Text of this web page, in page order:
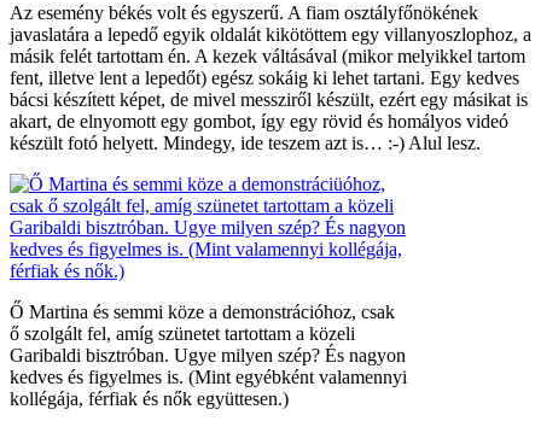
Az esemény békés volt és egyszerű. A fiam osztályfőnökének
javaslatára a lepedő egyik oldalát kikötöttem egy villanyoszlophoz, a
másik felét tartottam én. A kezek váltásával (mikor melyikkel tartom
fent, illetve lent a lepedőt) egész sokáig ki lehet tartani. Egy kedves
bácsi készített képet, de mivel messziről készült, ezért egy másikat is
akart, de elnyomott egy gombot, így egy rövid és homályos videó
készült fotó helyett. Mindegy, ide teszem azt is… :-) Alul lesz.
Ő Martina és semmi köze a demonstrációhoz, csak
ő szolgált fel, amíg szünetet tartottam a közeli
Garibaldi bisztróban. Ugye milyen szép? És nagyon
kedves és figyelmes is. (Mint egyébként valamennyi
kollégája, férfiak és nők együttesen.)